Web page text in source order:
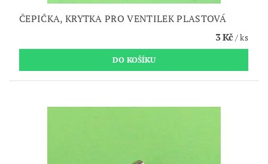
ČEPIČKA, KRYTKA PRO VENTILEK PLASTOVÁ
3 Kč/ ks